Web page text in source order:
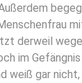
derweil
im
weiß gar